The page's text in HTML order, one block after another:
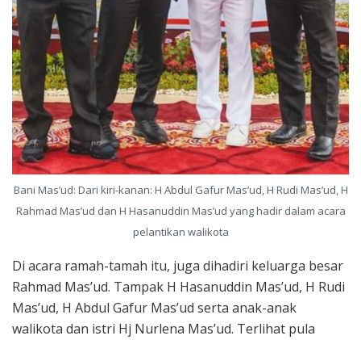
Bani Mas’ud: Dari kiri-kanan: H Abdul Gafur Mas’ud, H Rudi Mas’ud, H
Rahmad Mas’ud dan H Hasanuddin Mas’ud yang hadir dalam acara
pelantikan walikota
Di acara ramah-tamah itu, juga dihadiri keluarga besar
Rahmad Mas’ud. Tampak H Hasanuddin Mas’ud, H Rudi
Mas’ud, H Abdul Gafur Mas’ud serta anak-anak
walikota dan istri Hj Nurlena Mas’ud. Terlihat pula